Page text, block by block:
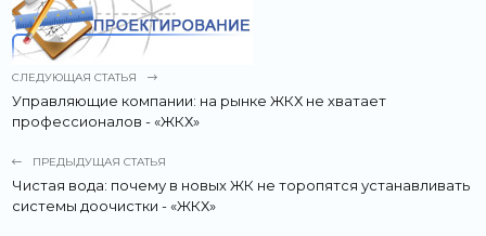
СЛЕДУЮЩАЯ СТАТЬЯ
Управляющие компании: на рынке ЖКХ не хватает
профессионалов - «ЖКХ»
ПРЕДЫДУЩАЯ СТАТЬЯ
Чистая вода: почему в новых ЖК не торопятся устанавливать
системы доочистки - «ЖКХ»